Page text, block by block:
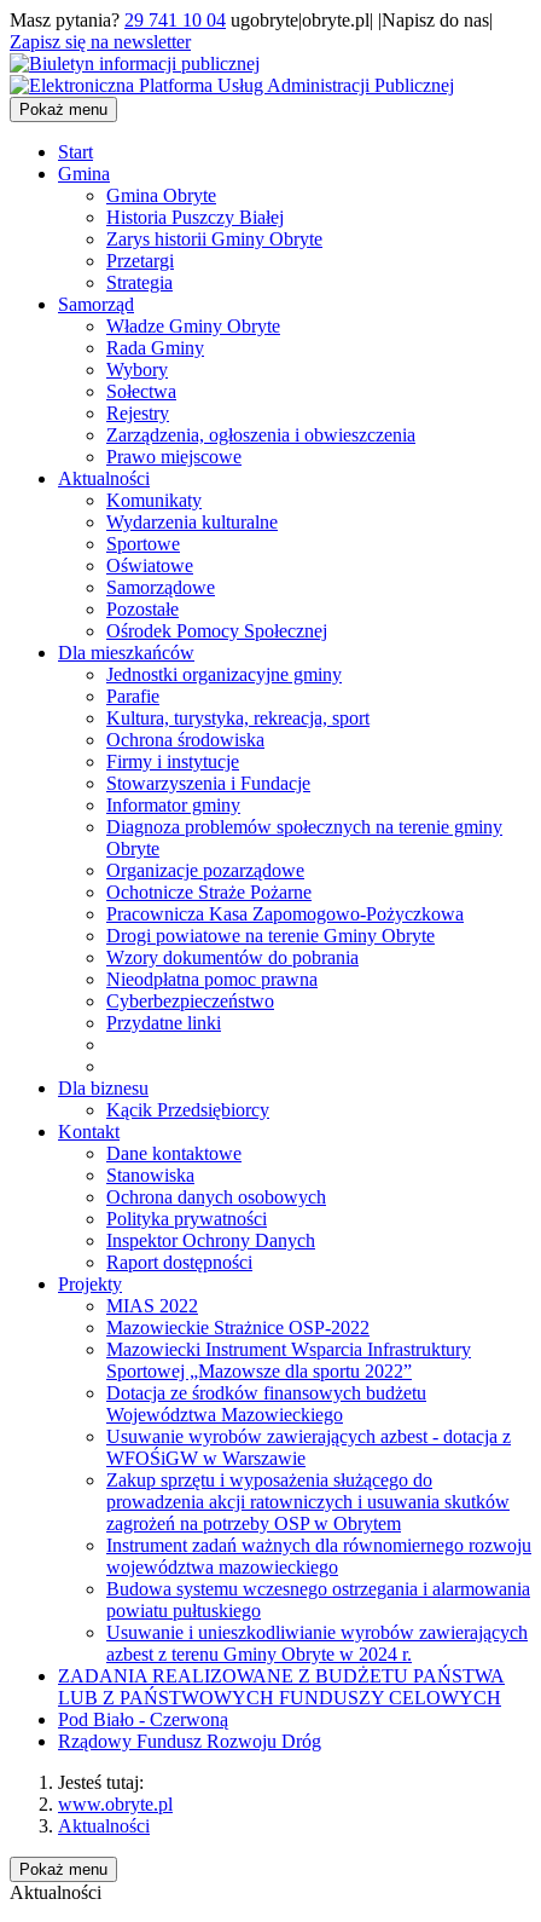
Masz pytania? 29 741 10 04 ugobryte|obryte.pl| |Napisz do nas|
Zapisz się na newsletter
Pokaż menu
Start
Gmina
Gmina Obryte
Historia Puszczy Białej
Zarys historii Gminy Obryte
Przetargi
Strategia
Samorząd
Władze Gminy Obryte
Rada Gminy
Wybory
Sołectwa
Rejestry
Zarządzenia, ogłoszenia i obwieszczenia
Prawo miejscowe
Aktualności
Komunikaty
Wydarzenia kulturalne
Sportowe
Oświatowe
Samorządowe
Pozostałe
Ośrodek Pomocy Społecznej
Dla mieszkańców
Jednostki organizacyjne gminy
Parafie
Kultura, turystyka, rekreacja, sport
Ochrona środowiska
Firmy i instytucje
Stowarzyszenia i Fundacje
Informator gminy
Diagnoza problemów społecznych na terenie gminy
Obryte
Organizacje pozarządowe
Ochotnicze Straże Pożarne
Pracownicza Kasa Zapomogowo-Pożyczkowa
Drogi powiatowe na terenie Gminy Obryte
Wzory dokumentów do pobrania
Nieodpłatna pomoc prawna
Cyberbezpieczeństwo
Przydatne linki
Dla biznesu
Kącik Przedsiębiorcy
Kontakt
Dane kontaktowe
Stanowiska
Ochrona danych osobowych
Polityka prywatności
Inspektor Ochrony Danych
Raport dostępności
Projekty
MIAS 2022
Mazowieckie Strażnice OSP-2022
Mazowiecki Instrument Wsparcia Infrastruktury
Sportowej „Mazowsze dla sportu 2022”
Dotacja ze środków finansowych budżetu
Województwa Mazowieckiego
Usuwanie wyrobów zawierających azbest - dotacja z
WFOŚiGW w Warszawie
Zakup sprzętu i wyposażenia służącego do
prowadzenia akcji ratowniczych i usuwania skutków
zagrożeń na potrzeby OSP w Obrytem
Instrument zadań ważnych dla równomiernego rozwoju
województwa mazowieckiego
Budowa systemu wczesnego ostrzegania i alarmowania
powiatu pułtuskiego
Usuwanie i unieszkodliwianie wyrobów zawierających
azbest z terenu Gminy Obryte w 2024 r.
ZADANIA REALIZOWANE Z BUDŻETU PAŃSTWA
LUB Z PAŃSTWOWYCH FUNDUSZY CELOWYCH
Pod Biało - Czerwoną
Rządowy Fundusz Rozwoju Dróg
Jesteś tutaj:
www.obryte.pl
Aktualności
Pokaż menu
Aktualności